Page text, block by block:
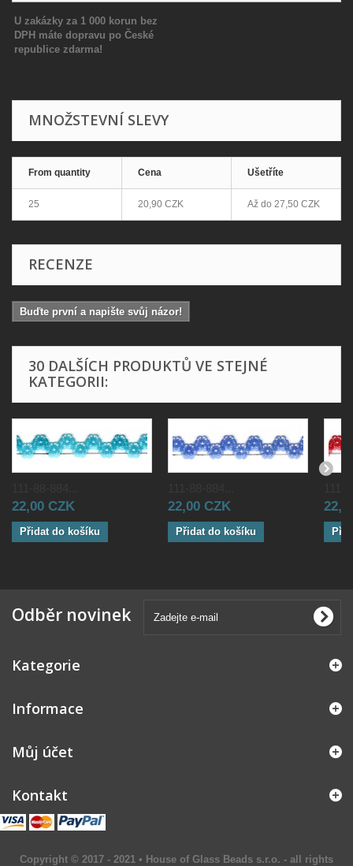
U zakázky za 1 000 korun bez
DPH máte dopravu po České
republice zdarma!
MNOŽSTEVNÍ SLEVY
From quantity Cena Ušetříte
25 20,90 CZK Až do 27,50 CZK
RECENZE
Buďte první a napište svůj názor!
30 DALŠÍCH PRODUKTŮ VE STEJNÉ
KATEGORII:
22,00 CZK
Přidat do košíku
22,00 CZK
Přidat do košíku
Odběr novinek
Kategorie
Informace
Můj účet
Kontakt
Copyright © 2017 - 2021 • House of Glass Beads s.r.o. - all rights